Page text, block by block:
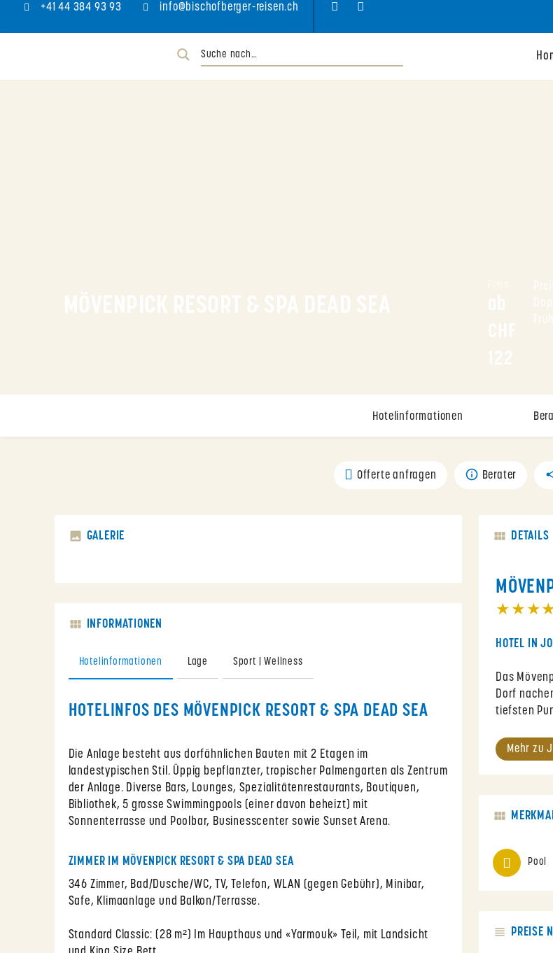
+41 44 384 93 93 info@bischofberger-reisen.ch
Hotelinformationen
Offerte anfragen Berater
GALERIE
INFORMATIONEN
Hotelinformationen Lage Sport | Wellness
HOTELINFOS DES MÖVENPICK RESORT & SPA DEAD SEA
Die Anlage besteht aus dorfähnlichen Bauten mit 2 Etagen im
landestypischen Stil. Üppig bepflanzter, tropischer Palmengarten als Zentrum
der Anlage. Diverse Bars, Lounges, Spezialitätenrestaurants, Boutiquen,
Bibliothek, 5 grosse Swimmingpools (einer davon beheizt) mit
Sonnenterrasse und Poolbar, Businesscenter sowie Sunset Arena.
ZIMMER IM MÖVENPICK RESORT & SPA DEAD SEA
346 Zimmer, Bad/Dusche/WC, TV, Telefon, WLAN (gegen Gebühr), Minibar,
Safe, Klimaanlage und Balkon/Terrasse.
Standard Classic: (28 m²) Im Haupthaus und «Yarmouk» Teil, mit Landsicht
DETAILS
HOTEL IN
Das
Dorf
tiefsten
Mehr zu
Pool
PREISE